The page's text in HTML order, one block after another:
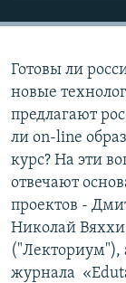
Готовы ли
новые
предлагают
ли on-line
курс? На эти
отвечают
проектов -
Николай
("Лекториум"),
журнала